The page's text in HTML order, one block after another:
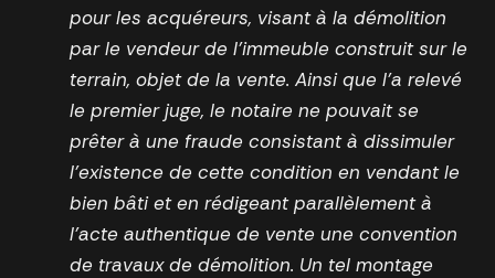
pour les acquéreurs, visant à la démolition
par le vendeur de l’immeuble construit sur le
terrain, objet de la vente. Ainsi que l’a relevé
le premier juge, le notaire ne pouvait se
prêter à une fraude consistant à dissimuler
l’existence de cette condition en vendant le
bien bâti et en rédigeant parallèlement à
l’acte authentique de vente une convention
de travaux de démolition. Un tel montage